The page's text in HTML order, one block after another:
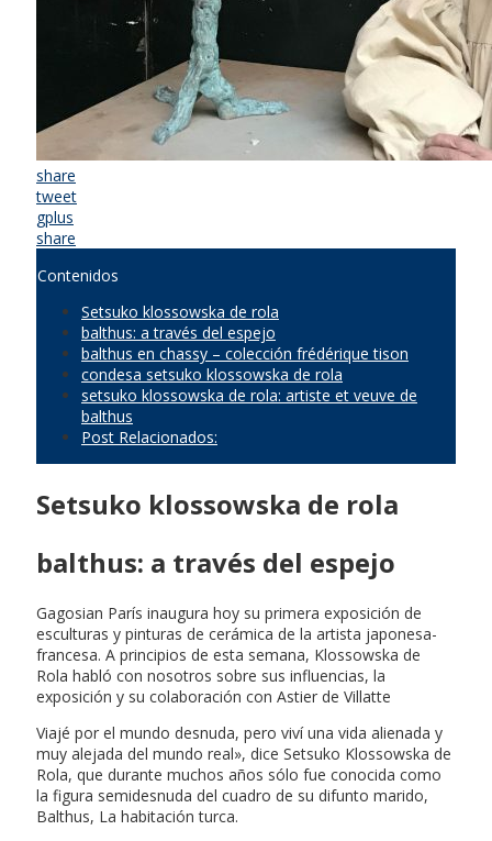
share
tweet
gplus
share
Contenidos
Setsuko klossowska de rola
balthus: a través del espejo
balthus en chassy – colección frédérique tison
condesa setsuko klossowska de rola
setsuko klossowska de rola: artiste et veuve de
balthus
Post Relacionados:
Setsuko klossowska de rola
balthus: a través del espejo
Gagosian París inaugura hoy su primera exposición de
esculturas y pinturas de cerámica de la artista japonesa-
francesa. A principios de esta semana, Klossowska de
Rola habló con nosotros sobre sus influencias, la
exposición y su colaboración con Astier de Villatte
Viajé por el mundo desnuda, pero viví una vida alienada y
muy alejada del mundo real», dice Setsuko Klossowska de
Rola, que durante muchos años sólo fue conocida como
la figura semidesnuda del cuadro de su difunto marido,
Balthus, La habitación turca.